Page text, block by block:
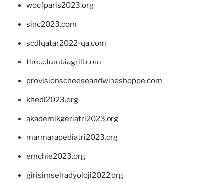
wocfparis2023.org
sinc2023.com
scdlqatar2022-qa.com
thecolumbiagrill.com
provisionscheeseandwineshoppe.com
khedi2023.org
akademikgeriatri2023.org
marmarapediatri2023.org
emchie2023.org
girisimselradyoloji2022.org